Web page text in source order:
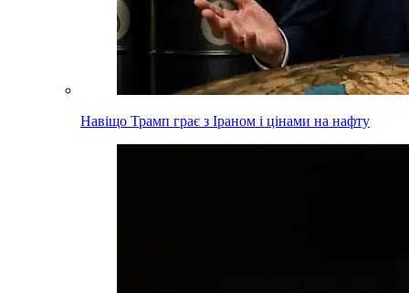
Навіщо Трамп грає з Іраном і цінами на нафту